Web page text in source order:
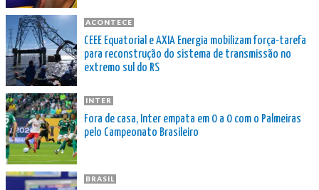
ACONTECE
CEEE Equatorial e AXIA Energia mobilizam força-tarefa
para reconstrução do sistema de transmissão no
extremo sul do RS
INTER
Fora de casa, Inter empata em 0 a 0 com o Palmeiras
pelo Campeonato Brasileiro
BRASIL